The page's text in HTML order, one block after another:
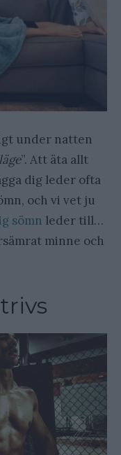
under natten
”. Att äta allt
dig leder ofta
och vi vet ju
sömn leder till…
minne och